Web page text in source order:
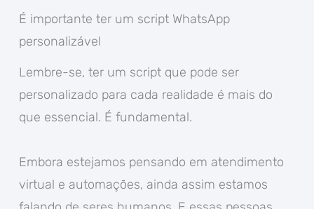
É importante ter um script WhatsApp
personalizável
Lembre-se, ter um script que pode ser
personalizado para cada realidade é mais do
que essencial. É fundamental.
Embora estejamos pensando em atendimento
virtual e automações, ainda assim estamos